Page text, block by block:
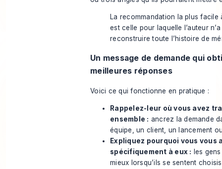
La recommandation la plus facile
est celle pour laquelle l’auteur
reconstruire toute l’histoire de
Un message de demande qui
meilleures réponses
Voici ce qui fonctionne en pratique :
Rappelez-leur où vous avez
ensemble : ancrez la demande
équipe, un client, un lancement
Expliquez pourquoi vous vous
spécifiquement à eux : les
mieux lorsqu’ils se sentent